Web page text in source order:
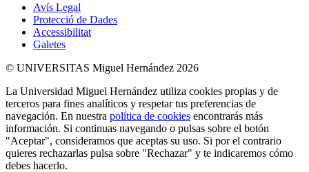
Avís Legal
Protecció de Dades
Accessibilitat
Galetes
© UNIVERSITAS Miguel Hernández 2026
La Universidad Miguel Hernández utiliza cookies propias y de
terceros para fines analíticos y respetar tus preferencias de
navegación. En nuestra política de cookies encontrarás más
información. Si continuas navegando o pulsas sobre el botón
"Aceptar", consideramos que aceptas su uso. Si por el contrario
quieres rechazarlas pulsa sobre "Rechazar" y te indicaremos cómo
debes hacerlo.